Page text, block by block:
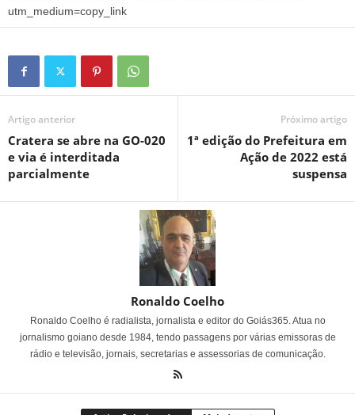
utm_medium=copy_link
Artigo anterior
Cratera se abre na GO-020
e via é interditada
parcialmente
Próximo artigo
1ª edição do Prefeitura em
Ação de 2022 está
suspensa
Ronaldo Coelho
Ronaldo Coelho é radialista, jornalista e editor do Goiás365. Atua no
jornalismo goiano desde 1984, tendo passagens por várias emissoras de
rádio e televisão, jornais, secretarias e assessorias de comunicação.